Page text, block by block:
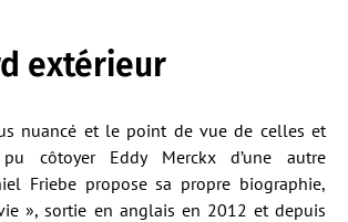
extérieur
nuancé et le point de vue de celles et
côtoyer Eddy Merckx d’une autre
Friebe propose sa propre biographie,
», sortie en anglais en 2012 et depuis